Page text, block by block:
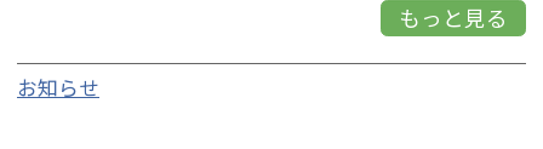
もっと見る
お知らせ